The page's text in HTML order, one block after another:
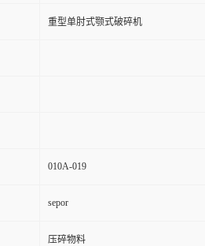
重型单肘式颚式破碎机
010A-019
sepor
压碎物料